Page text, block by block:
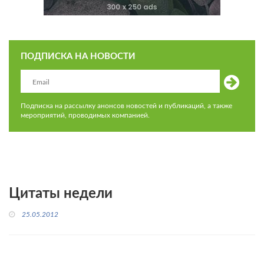
ПОДПИСКА НА НОВОСТИ
Подписка на рассылку анонсов новостей и публикаций, а также
мероприятий, проводимых компанией.
Цитаты недели
25.05.2012